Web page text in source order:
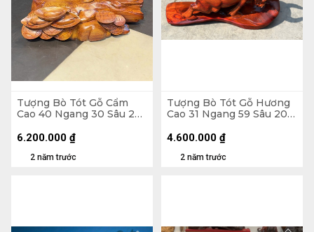
Tượng Bò Tót Gỗ Cẩm
Cao 40 Ngang 30 Sâu 25
2 năm trước
6.200.000 ₫
Tượng Bò Tót Gỗ Hương
Cao 31 Ngang 59 Sâu 20
2 năm trước
4.600.000 ₫